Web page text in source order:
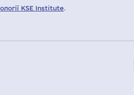
KSE Institute.